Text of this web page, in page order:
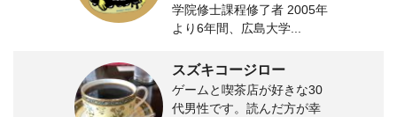
学院修士課程修了者 2005年
より6年間、広島大学...
スズキコージロー
ゲームと喫茶店が好きな30
代男性です。読んだ方が幸